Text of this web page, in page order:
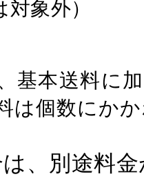
象外）
基本送料に
は個数にか
、別途料